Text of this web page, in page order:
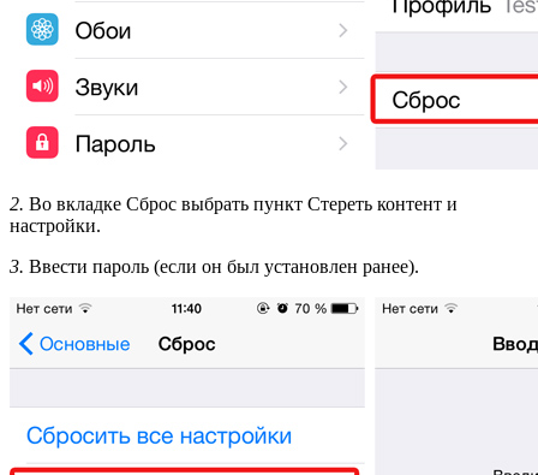
2. Во вкладке Сброс выбрать пункт Стереть контент и
настройки.
3. Ввести пароль (если он был установлен ранее).